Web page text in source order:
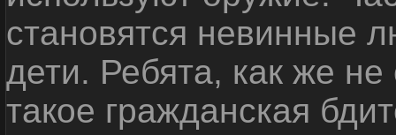
становятся невинные
дети. Ребята, как же не
такое гражданская